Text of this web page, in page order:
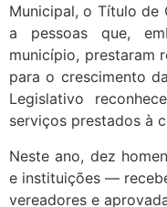
Municipal, o Título de
a pessoas que,
município, prestaram
para o crescimento
Legislativo
serviços prestados à
Neste ano, dez
e instituições —
vereadores e